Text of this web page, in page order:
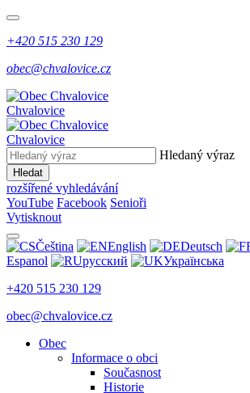
+420 515 230 129
obec@chvalovice.cz
Chvalovice
Chvalovice
Hledaný výraz
Hledat
rozšířené vyhledávání
YouTube Facebook Senioři
Vytisknout
Čeština English Deutsch
Espanol
русский
Українська
+420 515 230 129
obec@chvalovice.cz
Obec
Informace o obci
Současnost
Historie